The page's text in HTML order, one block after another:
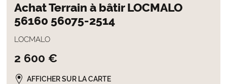
Achat Terrain à bâtir LOCMALO
56160 56075-2514
LOCMALO
2 600 €
AFFICHER SUR LA CARTE